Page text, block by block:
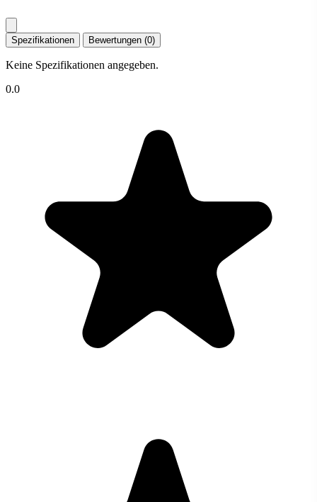
Spezifikationen Bewertungen (0)
Keine Spezifikationen angegeben.
0.0